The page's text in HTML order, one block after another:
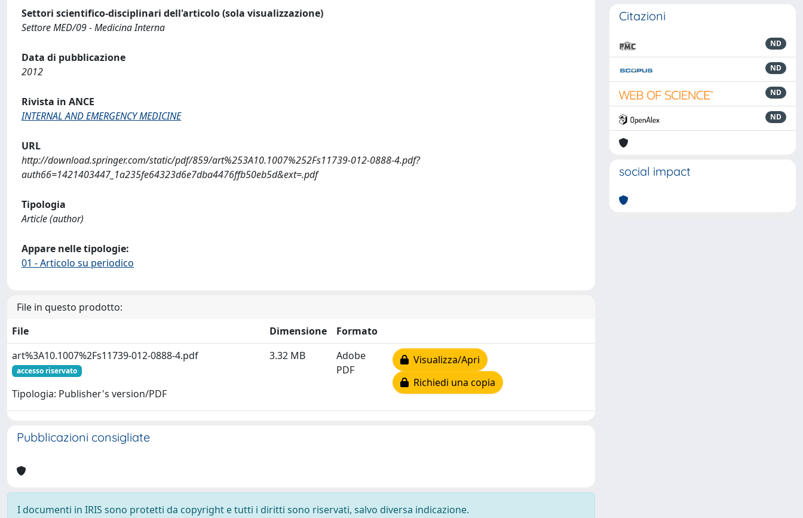
Settori scientifico-disciplinari dell'articolo (sola visualizzazione)
Settore MED/09 - Medicina Interna
Data di pubblicazione
2012
Rivista in ANCE
INTERNAL AND EMERGENCY MEDICINE
URL
http://download.springer.com/static/pdf/859/art%253A10.1007%252Fs11739-012-0888-4.pdf?
auth66=1421403447_1a235fe64323d6e7dba4476ffb50eb5d&ext=.pdf
Tipologia
Article (author)
Appare nelle tipologie:
01 - Articolo su periodico
File in questo prodotto:
File
Dimensione
Formato
art%3A10.1007%2Fs11739-012-0888-4.pdf
accesso riservato
Tipologia: Publisher's version/PDF
3.32 MB
Adobe
PDF
Visualizza/Apri
Richiedi una copia
Pubblicazioni consigliate
I documenti in IRIS sono protetti da copyright e tutti i diritti sono riservati, salvo diversa indicazione.
Citazioni
ND
ND
ND
ND
social impact